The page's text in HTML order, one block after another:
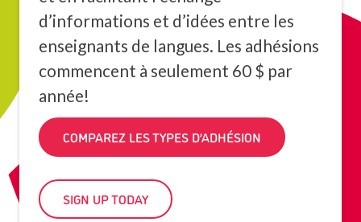
d’informations et d’idées entre les
enseignants de langues. Les adhésions
commencent à seulement 60 $ par
année!
COMPAREZ LES TYPES D’ADHÉSION
SIGN UP TODAY